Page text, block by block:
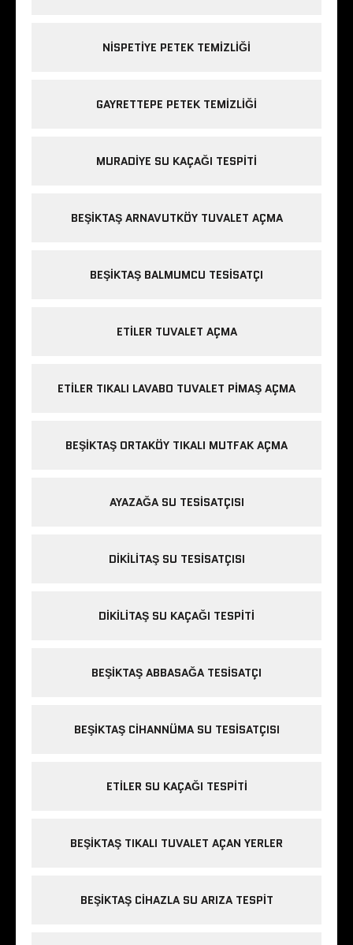
NISPETIYE PETEK TEMIZLIĞI
GAYRETTEPE PETEK TEMIZLIĞI
MURADIYE SU KAÇAĞI TESPITI
BEŞIKTAŞ ARNAVUTKÖY TUVALET AÇMA
BEŞIKTAŞ BALMUMCU TESISATÇI
ETILER TUVALET AÇMA
ETILER TIKALI LAVABO TUVALET PIMAŞ AÇMA
BEŞIKTAŞ ORTAKÖY TIKALI MUTFAK AÇMA
AYAZAĞA SU TESISATÇISI
DIKILITAŞ SU TESISATÇISI
DIKILITAŞ SU KAÇAĞI TESPITI
BEŞIKTAŞ ABBASAĞA TESISATÇI
BEŞIKTAŞ CIHANNÜMA SU TESISATÇISI
ETILER SU KAÇAĞI TESPITI
BEŞIKTAŞ TIKALI TUVALET AÇAN YERLER
BEŞIKTAŞ CIHAZLA SU ARIZA TESPIT